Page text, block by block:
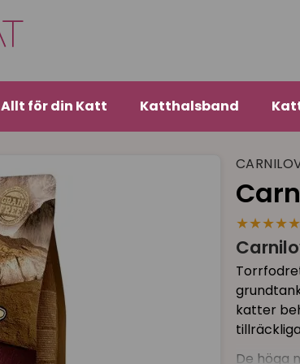
Allt för din Katt Katthalsband
★★★★★
katter
De höga